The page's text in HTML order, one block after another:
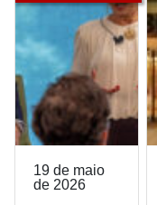
19 de maio
de 2026